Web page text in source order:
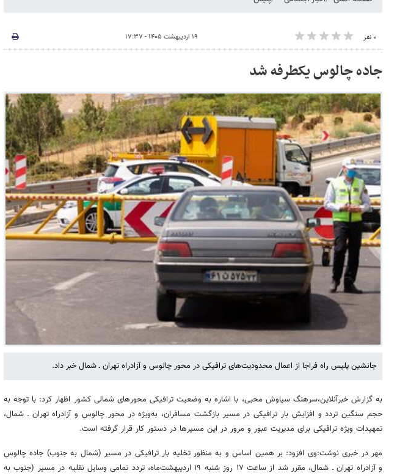
۰ نفر ۱۹ اردیبهشت ۱۴۰۵ - ۱۷:۳۷
جاده چالوس یکطرفه شد
جانشین پلیس راه فراجا از اعمال محدودیت‌های ترافیکی در محور چالوس و آزادراه تهران ـ شمال خبر داد.
به گزارش خبرآنلاین،سرهنگ سیاوش محبی، با اشاره به وضعیت ترافیکی محورهای شمالی کشور اظهار کرد: با توجه به
حجم سنگین تردد و افزایش بار ترافیکی در مسیر بازگشت مسافران، به‌ویژه در محور چالوس و آزادراه تهران ـ شمال،
تمهیدات ویژه ترافیکی برای مدیریت عبور و مرور در این مسیرها در دستور کار قرار گرفته است.
مهر در خبری نوشت:وی افزود: بر همین اساس و به منظور تخلیه بار ترافیکی در مسیر (شمال به جنوب) جاده چالوس
و آزادراه تهران ـ شمال، مقرر شد از ساعت ۱۷ روز شنبه ۱۹ اردیبهشت‌ماه، تردد تمامی وسایل نقلیه در مسیر (جنوب به